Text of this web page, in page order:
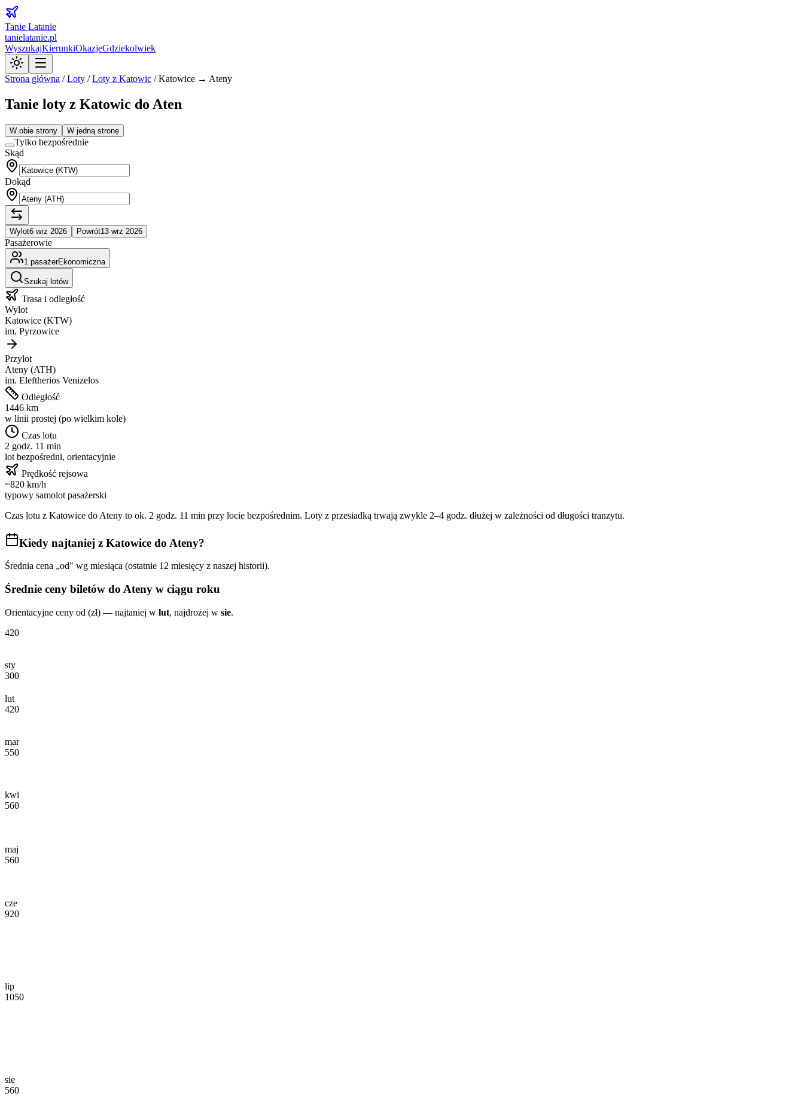
Tanie Latanie
tanielatanie.pl
WyszukajKierunkiOkazjeGdziekolwiek
Strona główna /Loty /Loty z Katowic /Katowice → Ateny
Tanie loty z Katowic do Aten
W obie strony W jedną stronę
Tylko bezpośrednie
Skąd
Dokąd
Wylot6 wrz 2026 Powrót13 wrz 2026
Pasażerowie
1 pasażerEkonomiczna
Szukaj lotów
Trasa i odległość
Wylot
Katowice (KTW)
im. Pyrzowice
Przylot
Ateny (ATH)
im. Eleftherios Venizelos
Odległość
1446 km
w linii prostej (po wielkim kole)
Czas lotu
2 godz. 11 min
lot bezpośredni, orientacyjnie
Prędkość rejsowa
~820 km/h
typowy samolot pasażerski
Czas lotu z Katowice do Ateny to ok. 2 godz. 11 min przy locie bezpośrednim. Loty z przesiadką trwają zwykle 2–4 godz. dłużej w zależności od długości tranzytu.
Kiedy najtaniej z Katowice do Ateny?
Średnia cena „od" wg miesiąca (ostatnie 12 miesięcy z naszej historii).
Średnie ceny biletów do Ateny w ciągu roku
Orientacyjne ceny od (zł) — najtaniej w lut, najdrożej w sie.
420
sty
300
lut
420
mar
550
kwi
560
maj
560
cze
920
lip
1050
sie
560